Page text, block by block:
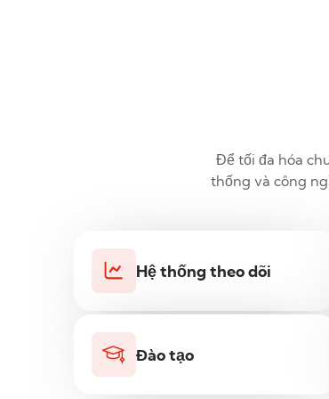
Để tối đa hóa
thống và công
Hệ thống theo dõi
Đào tạo